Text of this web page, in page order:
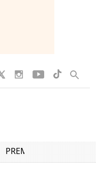
PREMIUM